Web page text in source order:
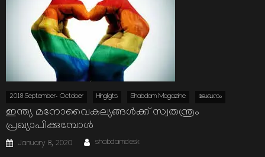
2018 September- October Hihgligts Shabdam Magazine ലേഖനം
ഇന്ത്യ മനോവൈകല്യങ്ങള്‍ക്ക് സ്വതന്ത്രം
പ്രഖ്യാപിക്കുമ്പോള്‍
Posted
on
January 8, 2020 Author
shabdamdesk